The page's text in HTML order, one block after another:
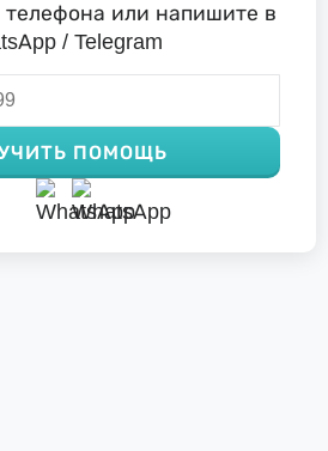
или напишите в
/ Telegram
ПОМОЩЬ